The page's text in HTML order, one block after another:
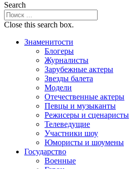
Search
Close this search box.
Знаменитости
Блогеры
Журналисты
Зарубежные актеры
Звезды балета
Модели
Отечественные актеры
Певцы и музыканты
Режисеры и сценаристы
Телеведущие
Участники шоу
Юмористы и шоумены
Государство
Военные